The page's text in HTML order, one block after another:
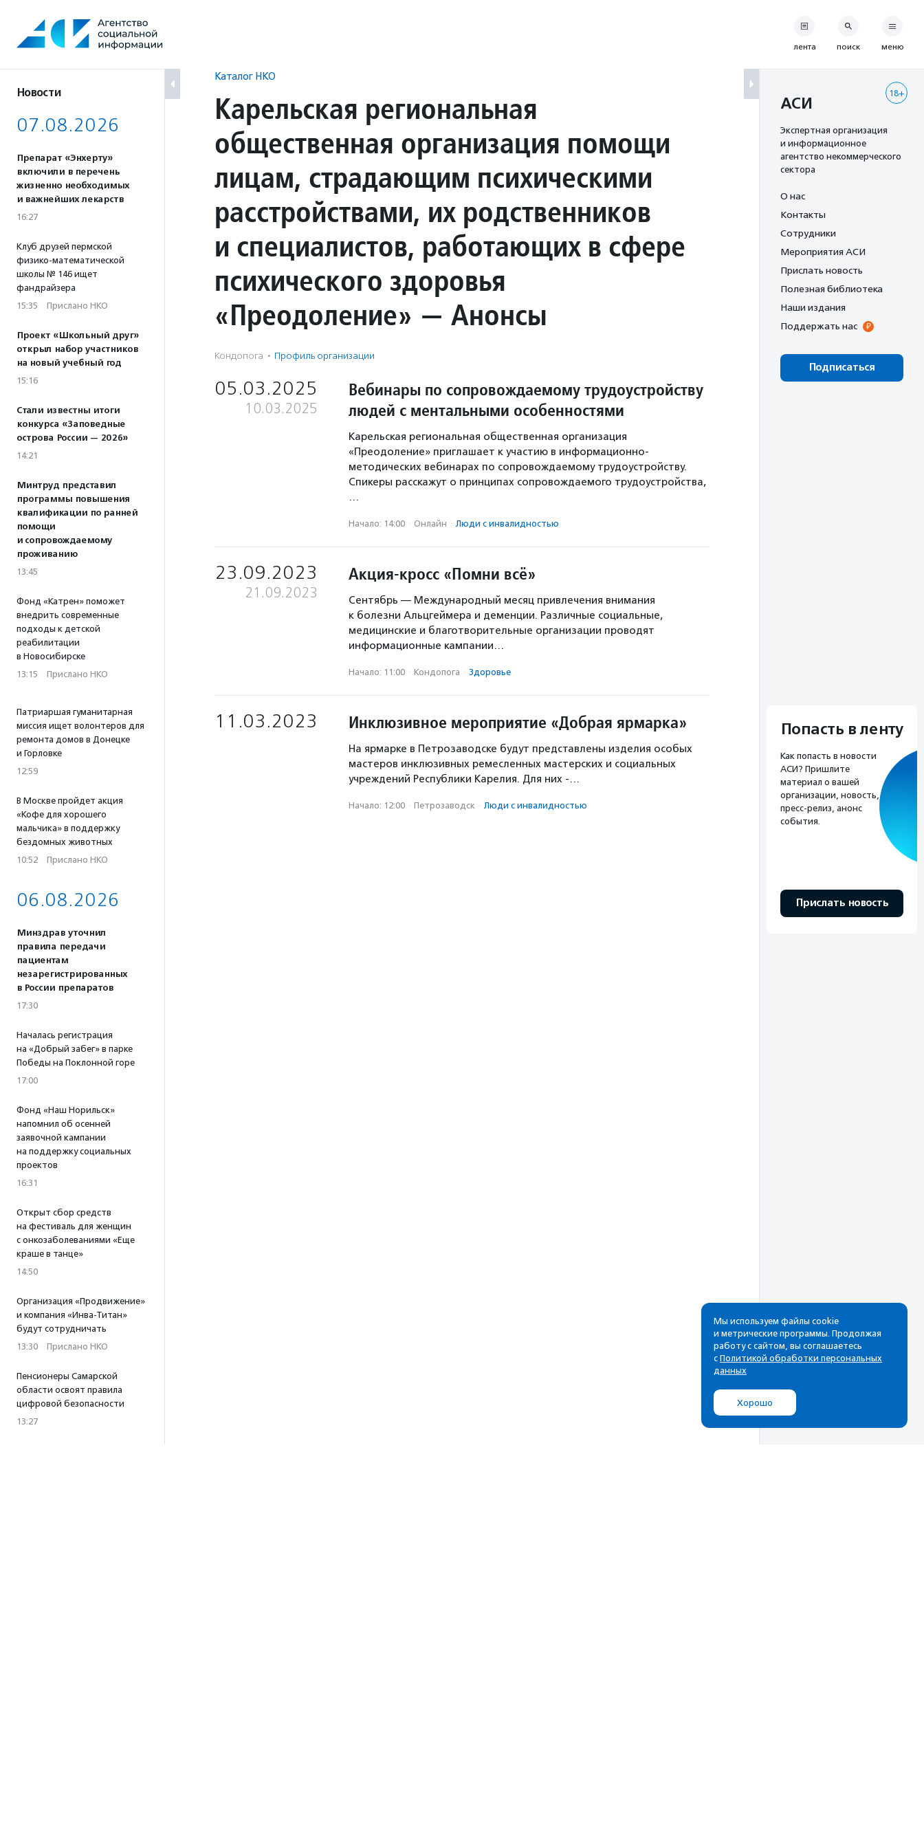
содержанию
Новости
07.08.2026
Препарат «Энхерту»
включили в перечень
жизненно необходимых
и важнейших лекарств
16:27
Клуб друзей пермской
физико-математической
школы № 146 ищет
фандрайзера
15:35 · Прислано НКО
Проект «Школьный друг»
открыл набор участников
на новый учебный год
15:16
Стали известны итоги
конкурса «Заповедные
острова России — 2026»
14:21
Минтруд представил
программы повышения
квалификации по ранней
помощи
и сопровождаемому
проживанию
13:45
Фонд «Катрен» поможет
внедрить современные
подходы к детской
реабилитации
в Новосибирске
13:15 · Прислано НКО
Патриаршая гуманитарная
миссия ищет волонтеров для
ремонта домов в Донецке
и Горловке
12:59
В Москве пройдет акция
«Кофе для хорошего
мальчика» в поддержку
бездомных животных
10:52 · Прислано НКО
06.08.2026
Минздрав уточнил
правила передачи
пациентам
незарегистрированных
в России препаратов
17:30
Началась регистрация
на «Добрый забег» в парке
Победы на Поклонной горе
17:00
Фонд «Наш Норильск»
напомнил об осенней
заявочной кампании
на поддержку социальных
проектов
16:31
Открыт сбор средств
на фестиваль для женщин
с онкозаболеваниями «Еще
краше в танце»
14:50
Организация «Продвижение»
и компания «Инва-Титан»
будут сотрудничать
13:30 · Прислано НКО
Пенсионеры Самарской
области освоят правила
цифровой безопасности
13:27
Каталог НКО
Карельская региональная
общественная организация помощи
лицам, страдающим психическими
расстройствами, их родственников
и специалистов, работающих в сфере
психического здоровья
«Преодоление» — Анонсы
Кондопога · Профиль организации
05.03.2025
10.03.2025
Вебинары по сопровождаемому трудоустройству
людей с ментальными особенностями
Карельская региональная общественная организация
«Преодоление» приглашает к участию в информационно-
методических вебинарах по сопровождаемому трудоустройству.
Спикеры расскажут о принципах сопровождаемого трудоустройства,
…
Начало: 14:00 · Онлайн · Люди с инвалидностью
23.09.2023
21.09.2023
Акция-кросс «Помни всё»
Сентябрь — Международный месяц привлечения внимания
к болезни Альцгеймера и деменции. Различные социальные,
медицинские и благотворительные организации проводят
информационные кампании…
Начало: 11:00 · Кондопога · Здоровье
11.03.2023 Инклюзивное мероприятие «Добрая ярмарка»
На ярмарке в Петрозаводске будут представлены изделия особых
мастеров инклюзивных ремесленных мастерских и социальных
учреждений Республики Карелия. Для них -…
Начало: 12:00 · Петрозаводск · Люди с инвалидностью
лента поиск меню
18+
АСИ
Экспертная организация
и информационное
агентство некоммерческого
сектора
О нас
Контакты
Сотрудники
Мероприятия АСИ
Прислать новость
Полезная библиотека
Наши издания
Поддержать нас
Подписаться
Попасть в ленту
Как попасть в новости
АСИ? Пришлите
материал о вашей
организации, новость,
пресс-релиз, анонс
события.
Прислать новость
Рассылка
Cамые свежие новости,
почтовом ящике
Мы используем файлы cookie
и метрические программы. Продолжая
работу с сайтом, вы соглашаетесь
с Политикой обработки персональных
данных
Хорошо